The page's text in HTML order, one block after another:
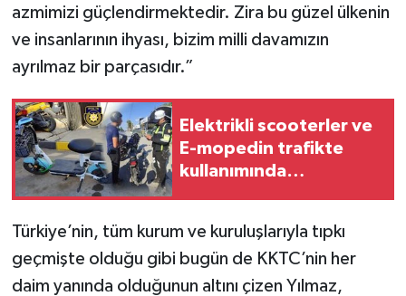
azmimizi güçlendirmektedir. Zira bu güzel ülkenin
ve insanlarının ihyası, bizim milli davamızın
ayrılmaz bir parçasıdır.”
Elektrikli scooterler ve
E-mopedin trafikte
kullanımında
Türkiye’nin, tüm kurum ve kuruluşlarıyla tıpkı
geçmişte olduğu gibi bugün de KKTC’nin her
daim yanında olduğunun altını çizen Yılmaz,